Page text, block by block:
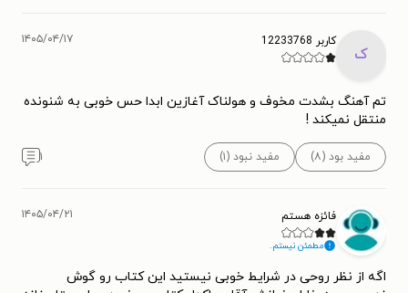
ک
کاربر 12233768 ۱۴۰۵/۰۴/۱۷
تم آهنگ بشدت مخوف و هولناک آغازین ابدا حس خوبی به شنونده
منتقل نمیکند !
مفید بود (۸) مفید نبود (۱) ۱
فائزه هستم
مطمئن نیستم.
۱۴۰۵/۰۴/۲۱
اگه از نظر روحی در شرایط خوبی نیستید این کتاب رو گوش